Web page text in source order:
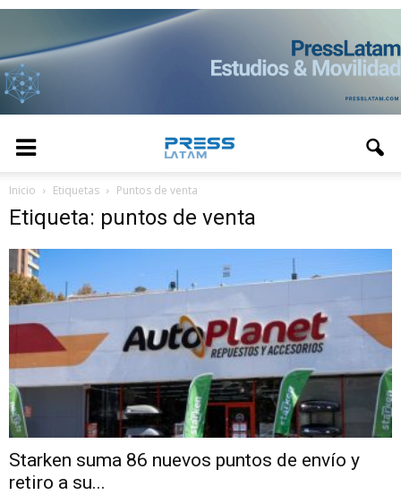
Inicio Etiquetas Puntos de venta
Etiqueta: puntos de venta
Starken suma 86 nuevos puntos de envío y
retiro a su...